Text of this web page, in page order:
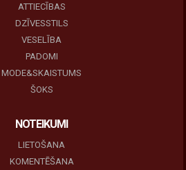
ATTIECĪBAS
DZĪVESSTILS
VESELĪBA
PADOMI
MODE&SKAISTUMS
ŠOKS
NOTEIKUMI
LIETOŠANA
KOMENTĒŠANA